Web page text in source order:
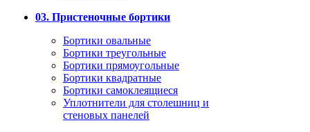
03. Пристеночные бортики
Бортики овальные
Бортики треугольные
Бортики прямоугольные
Бортики квадратные
Бортики самоклеящиеся
Уплотнители для столешниц и
стеновых панелей